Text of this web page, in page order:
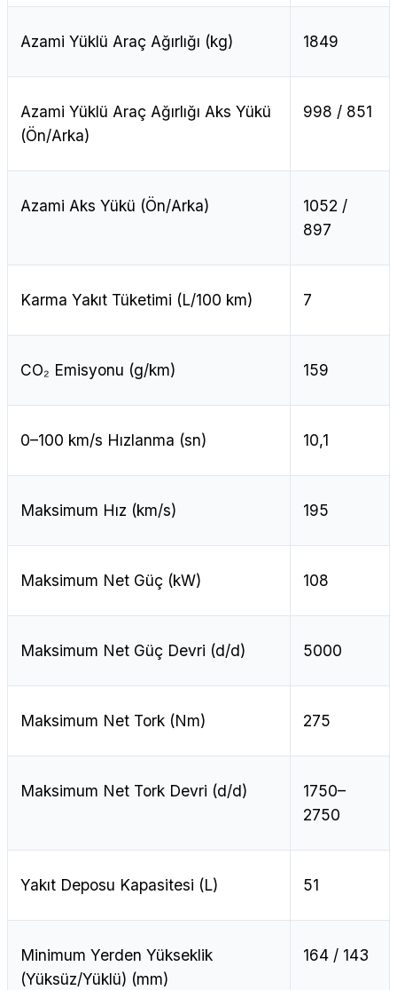
Azami Yüklü Araç Ağırlığı (kg) 1849
Azami Yüklü Araç Ağırlığı Aks Yükü
(Ön/Arka)
998 / 851
Azami Aks Yükü (Ön/Arka)
1052 /
897
Karma Yakıt Tüketimi (L/100 km) 7
CO₂ Emisyonu (g/km) 159
0–100 km/s Hızlanma (sn) 10,1
Maksimum Hız (km/s) 195
Maksimum Net Güç (kW) 108
Maksimum Net Güç Devri (d/d) 5000
Maksimum Net Tork (Nm) 275
Maksimum Net Tork Devri (d/d)
1750–
2750
Yakıt Deposu Kapasitesi (L) 51
Minimum Yerden Yükseklik
(Yüksüz/Yüklü) (mm)
164 / 143